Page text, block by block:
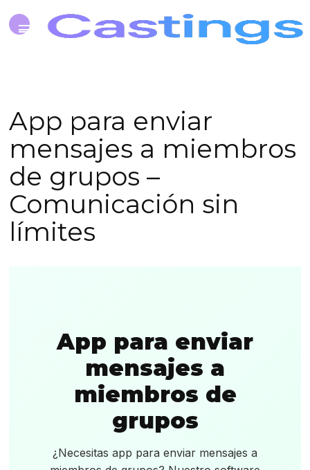
App para enviar
mensajes a miembros
de grupos –
Comunicación sin
límites
App para enviar
mensajes a
miembros de
grupos
¿Necesitas app para enviar mensajes a